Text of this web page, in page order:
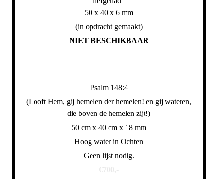
50 x 40 x 6 mm
(in opdracht gemaakt)
NIET BESCHIKBAAR
Psalm 148:4
(Looft Hem, gij hemelen der hemelen! en gij wateren,
die boven de hemelen zijt!)
50 cm x 40 cm x 18 mm
Hoog water in Ochten
Geen lijst nodig.